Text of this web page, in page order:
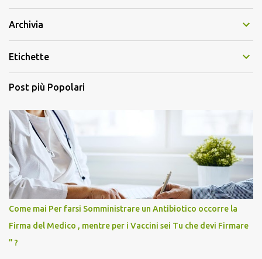
Archivia
Etichette
Post più Popolari
Come mai Per farsi Somministrare un Antibiotico occorre la
Firma del Medico , mentre per i Vaccini sei Tu che devi Firmare
” ?